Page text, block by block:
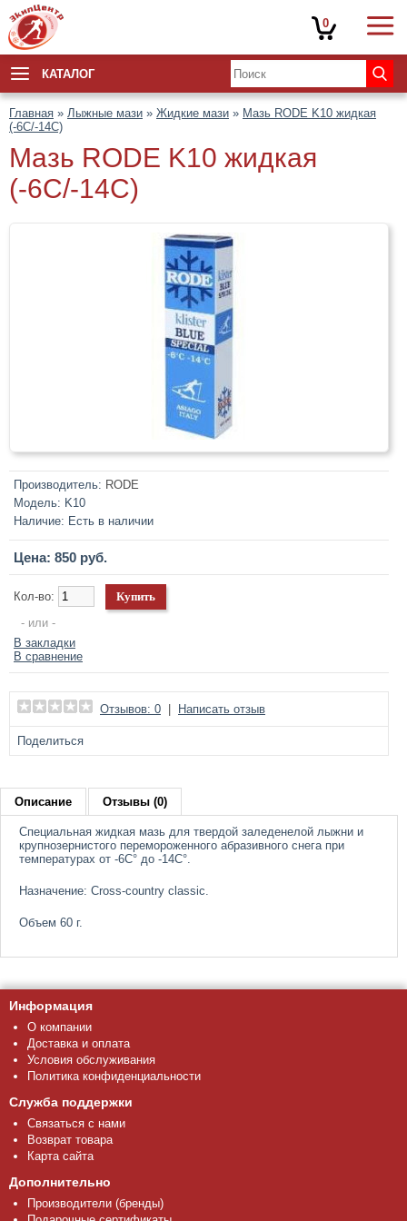
КАТАЛОГ
Главная » Лыжные мази » Жидкие мази » Мазь RODE K10 жидкая
(-6С/-14C)
Мазь RODE K10 жидкая
(-6С/-14C)
Производитель: RODE
Модель: K10
Наличие: Есть в наличии
Цена: 850 руб.
Кол-во:
- или -
В закладки
В сравнение
Отзывов: 0 Написать отзыв
Поделиться
Описание Отзывы (0)
Специальная жидкая мазь для твердой заледенелой лыжни и
крупнозернистого перемороженного абразивного снега при
температурах от -6С° до -14С°.
Назначение: Cross-country classic.
Объем 60 г.
Информация
О компании
Доставка и оплата
Условия обслуживания
Политика конфиденциальности
Служба поддержки
Связаться с нами
Возврат товара
Карта сайта
Дополнительно
Производители (бренды)
0